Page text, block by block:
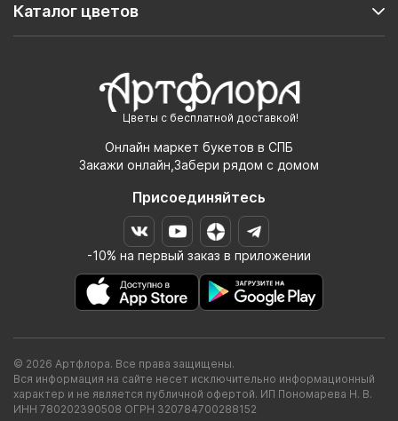
Цветы с бесплатной доставкой!
Онлайн маркет букетов в СПБ
Закажи онлайн,Забери рядом с домом
Присоединяйтесь
-10% на первый заказ в приложении
Каталог цветов
© 2026 Артфлора. Все права защищены.
Вся информация на сайте несет исключительно информационный
характер и не является публичной офертой. ИП Пономарева Н. В.
ИНН 780202390508 ОГРН 320784700288152